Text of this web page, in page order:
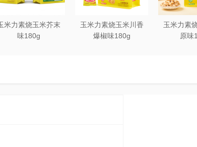
米力素烧玉米芥末
味180g
玉米力素烧玉米川香
爆椒味180g
玉米力素
原味